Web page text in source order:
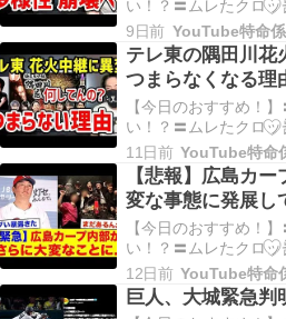
され…
い！？〓ムレたクロ
い込み…今日の街角ベ
の本物の熟女パンツ
【YouTubeのレビュ
発言炎上は「切り取
問題ではないか俳優
ンクラ…
9日前 YouTube特命係
テレ東の隅田川花
つまらなくなる理
【今日のおすすめ！
い！？〓ムレたクロ
い込み…今日の街角ベ
の本物の熟女パンツ
【YouTubeのレビュ
めていたら、元テレ
きーさんが投稿した
中…
11日前 YouTube特命
【悲報】広島カ
変な事態に発展し
明...【プロ野球】
【ゾンビタバコ】
【今日のおすすめ！
い！？〓ムレたクロ
い込み…今日の街角ベ
の本物の熟女パンツが
【YouTubeのレビュー
12日前 YouTube特命
巨人、大城緊急判